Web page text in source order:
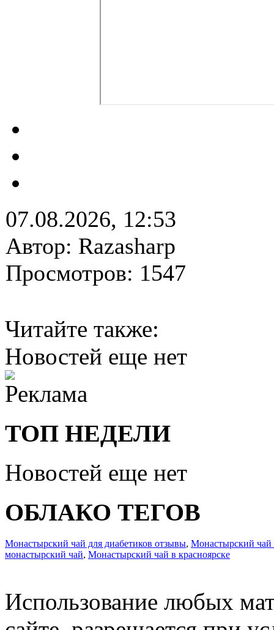
07.08.2026, 12:53
Автор: Razasharp
Просмотров: 1547
Читайте также:
Новостей еще нет
ТОП НЕДЕЛИ
Новостей еще нет
ОБЛАКО ТЕГОВ
Монастырский чай для диабетиков отзывы, Монастырский чай
монастырский чай, Монастырский чай в красноярске
Использование любых